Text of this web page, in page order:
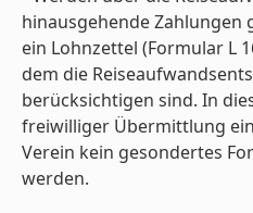
hinausgehende Zahlungen
ein Lohnzettel (Formular L
dem die
berücksichtigen sind. In
freiwilliger Übermittlung
Verein kein gesondertes
werden.